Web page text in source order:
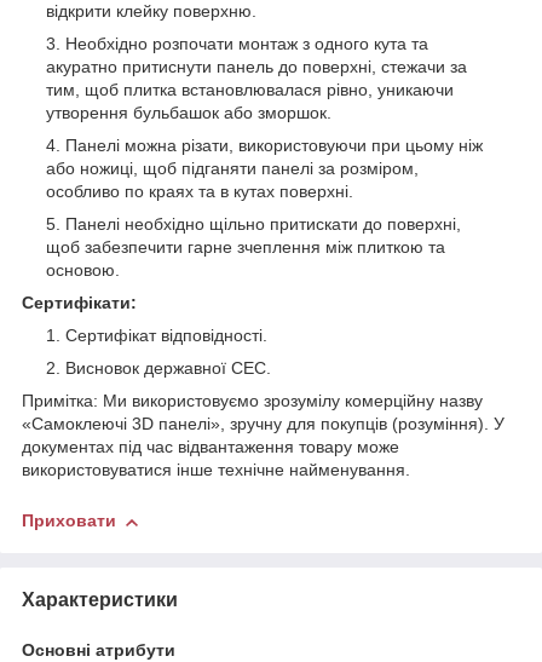
відкрити клейку поверхню.
Необхідно розпочати монтаж з одного кута та
акуратно притиснути панель до поверхні, стежачи за
тим, щоб плитка встановлювалася рівно, уникаючи
утворення бульбашок або зморшок.
Панелі можна різати, використовуючи при цьому ніж
або ножиці, щоб підганяти панелі за розміром,
особливо по краях та в кутах поверхні.
Панелі необхідно щільно притискати до поверхні,
щоб забезпечити гарне зчеплення між плиткою та
основою.
Сертифікати:
Сертифікат відповідності.
Висновок державної СЕС.
Примітка: Ми використовуємо зрозумілу комерційну назву
«Самоклеючі 3D панелі», зручну для покупців (розуміння). У
документах під час відвантаження товару може
використовуватися інше технічне найменування.
Приховати
Характеристики
Основні атрибути